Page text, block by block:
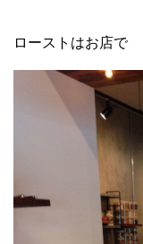
ローストはお店で